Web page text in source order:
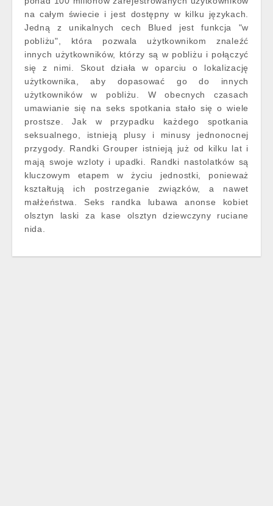
na całym świecie i jest dostępny w kilku językach.
Jedną z unikalnych cech Blued jest funkcja "w
pobliżu", która pozwala użytkownikom znaleźć
innych użytkowników, którzy są w pobliżu i połączyć
się z nimi. Skout działa w oparciu o lokalizację
użytkownika, aby dopasować go do innych
użytkowników w pobliżu. W obecnych czasach
umawianie się na seks spotkania stało się o wiele
prostsze. Jak w przypadku każdego spotkania
seksualnego, istnieją plusy i minusy jednonocnej
przygody. Randki Grouper istnieją już od kilku lat i
mają swoje wzloty i upadki. Randki nastolatków są
kluczowym etapem w życiu jednostki, ponieważ
kształtują ich postrzeganie związków, a nawet
małżeństwa. Seks randka lubawa anonse kobiet
olsztyn laski za kase olsztyn dziewczyny ruciane
nida.